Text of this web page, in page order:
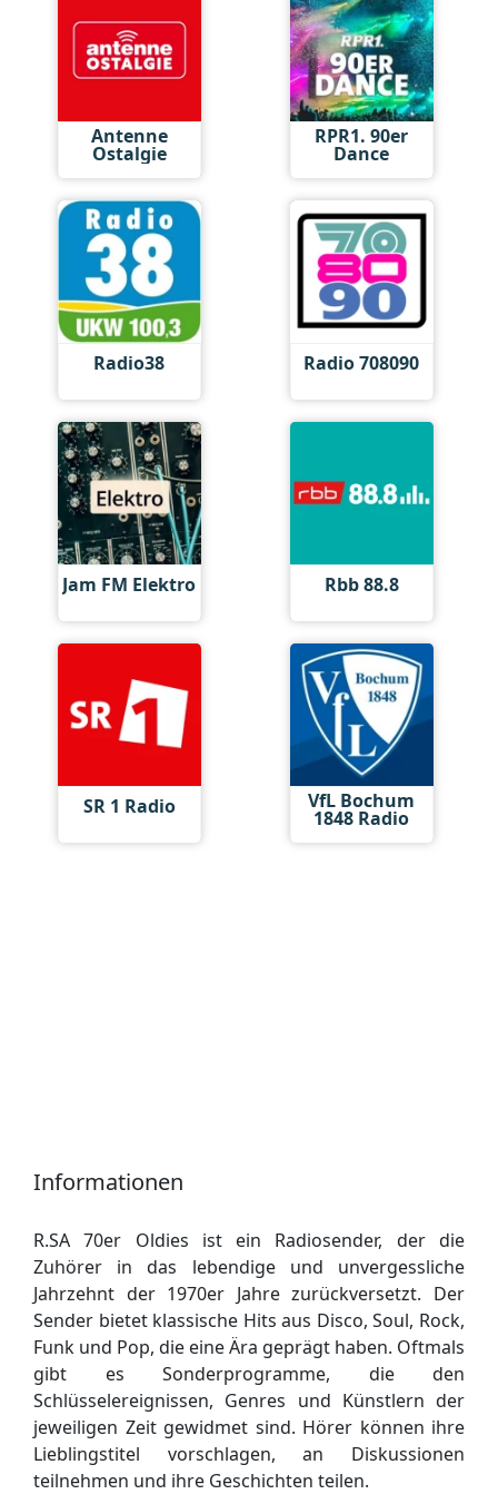
Antenne
Ostalgie
RPR1. 90er
Dance
Radio38 Radio 708090
Jam FM Elektro Rbb 88.8
SR 1 Radio VfL Bochum
1848 Radio
Informationen
R.SA 70er Oldies ist ein Radiosender, der die
Zuhörer in das lebendige und unvergessliche
Jahrzehnt der 1970er Jahre zurückversetzt. Der
Sender bietet klassische Hits aus Disco, Soul, Rock,
Funk und Pop, die eine Ära geprägt haben. Oftmals
gibt es Sonderprogramme, die den
Schlüsselereignissen, Genres und Künstlern der
jeweiligen Zeit gewidmet sind. Hörer können ihre
Lieblingstitel vorschlagen, an Diskussionen
teilnehmen und ihre Geschichten teilen.